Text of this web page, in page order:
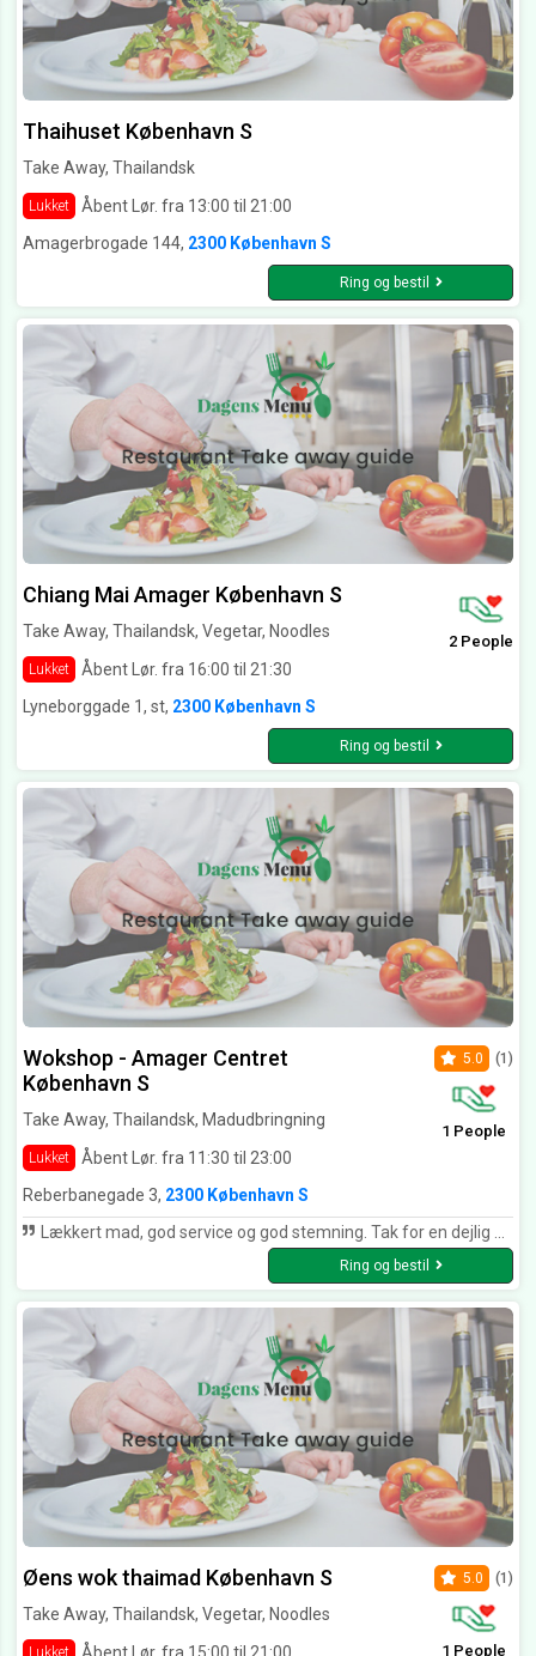
Thaihuset København S
Take Away, Thailandsk
Lukket
Åbent Lør. fra 13:00 til 21:00
Amagerbrogade 144, 2300 København S
Ring og bestil
Chiang Mai Amager København S
Take Away, Thailandsk, Vegetar, Noodles
Lukket Åbent Lør. fra 16:00 til 21:30
2 People
Lyneborggade 1, st, 2300 København S
Ring og bestil
Wokshop - Amager Centret
København S
Take Away, Thailandsk, Madudbringning
Lukket Åbent Lør. fra 11:30 til 23:00
5.0 (1)
1 People
Reberbanegade 3, 2300 København S
Lækkert mad, god service og god stemning. Tak for en dejlig aften
Ring og bestil
Øens wok thaimad København S
Take Away, Thailandsk, Vegetar, Noodles
Lukket Åbent Lør. fra 15:00 til 21:00
5.0 (1)
1 People